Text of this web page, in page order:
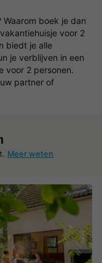
boek je dan
voor 2
biedt je alle
je verblijven in een
voor 2 personen.
partner of
Meer weten